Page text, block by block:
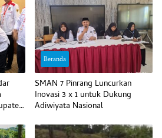
Beranda
SMAN 7 Pinrang Luncurkan
Inovasi 3 x 1 untuk Dukung
Adiwiyata Nasional